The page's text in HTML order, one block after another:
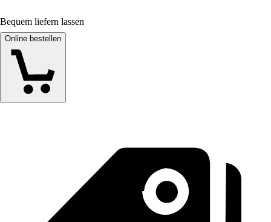
Bequem liefern lassen
Online bestellen